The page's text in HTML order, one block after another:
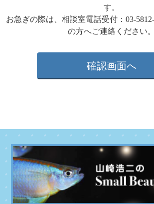
す。
お急ぎの際は、相談室電話受付：03-
の方へご連絡ください。